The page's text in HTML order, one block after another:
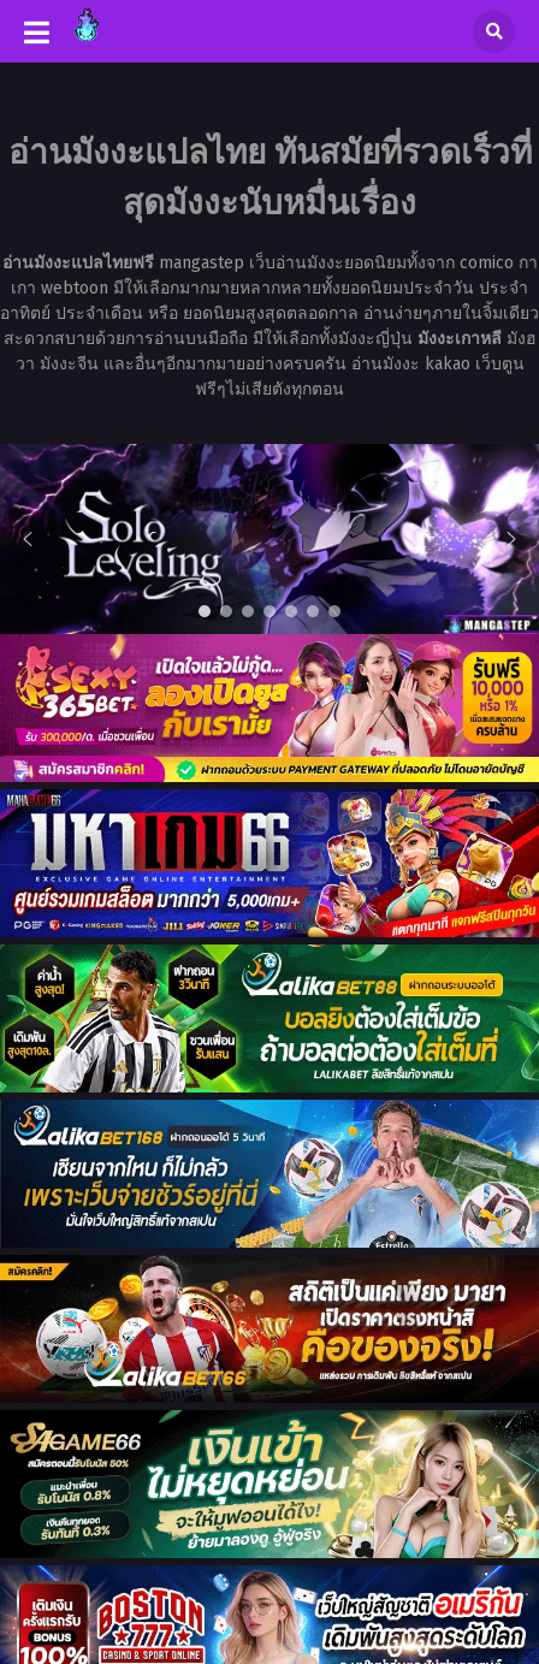
อ่านมังงะแปลไทย ทันสมัยที่รวดเร็วที่
สุดมังงะนับหมื่นเรื่อง
อ่านมังงะแปลไทยฟรีmangastep เว็บอ่านมังงะยอดนิยมทั้งจาก comico กา
เกา webtoon มีให้เลือกมากมายหลากหลายทั้งยอดนิยมประจำวัน ประจำ
อาทิตย์ ประจำเดือน หรือ ยอดนิยมสูงสุดตลอดกาล อ่านง่ายๆภายในจิ้มเดียว
สะดวกสบายด้วยการอ่านบนมือถือ มีให้เลือกทั้งมังงะญี่ปุ่น มังงะเกาหลีมังฮ
วา มังงะจีน และอื่นๆอีกมากมายอย่างครบครัน อ่านมังงะ kakao เว็บตูน
ฟรีๆไม่เสียตังทุกตอน